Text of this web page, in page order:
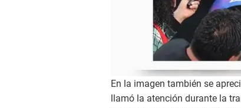
En la imagen también se
llamó la atención durante la